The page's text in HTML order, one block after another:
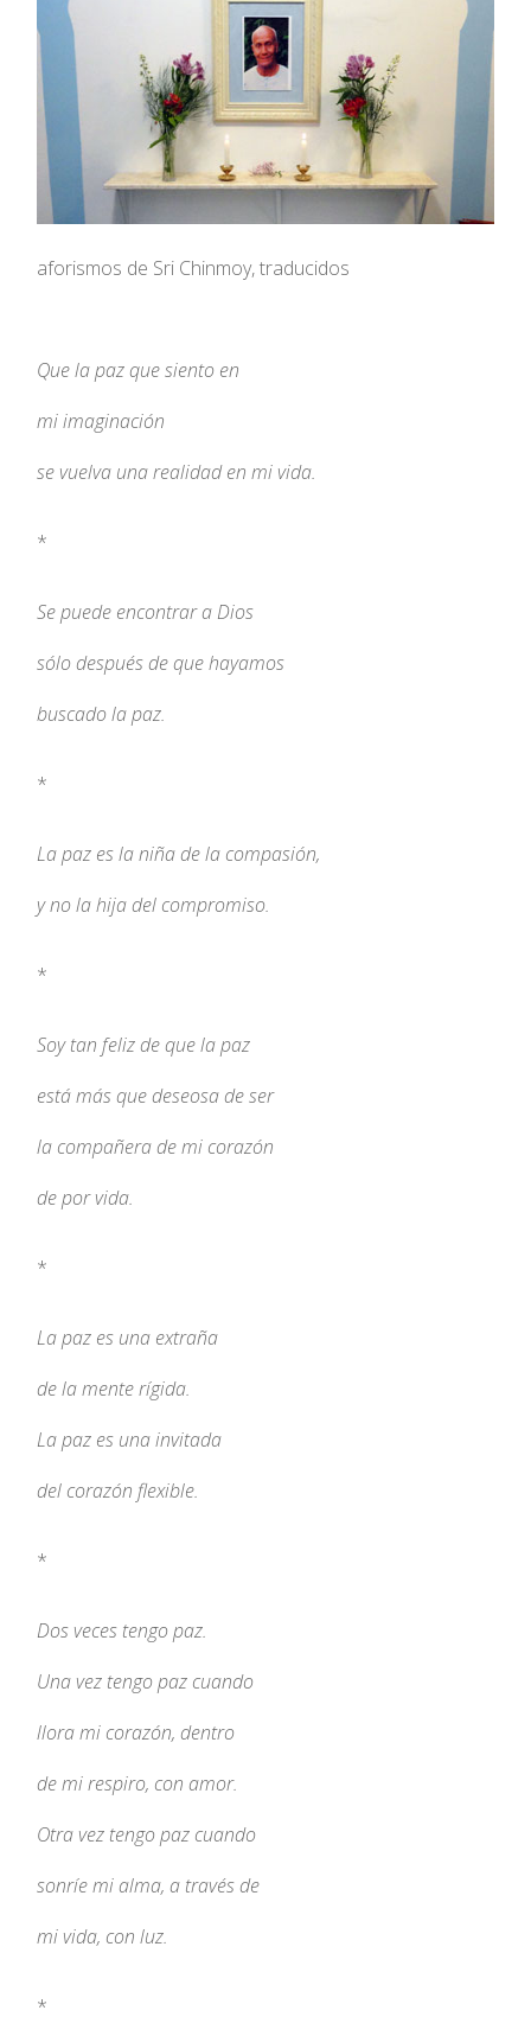
aforismos de Sri Chinmoy, traducidos
Que la paz que siento en
mi imaginación
se vuelva una realidad en mi vida.
*
Se puede encontrar a Dios
sólo después de que hayamos
buscado la paz.
*
La paz es la niña de la compasión,
y no la hija del compromiso.
*
Soy tan feliz de que la paz
está más que deseosa de ser
la compañera de mi corazón
de por vida.
*
La paz es una extraña
de la mente rígida.
La paz es una invitada
del corazón flexible.
*
Dos veces tengo paz.
Una vez tengo paz cuando
llora mi corazón, dentro
de mi respiro, con amor.
Otra vez tengo paz cuando
sonríe mi alma, a través de
mi vida, con luz.
*